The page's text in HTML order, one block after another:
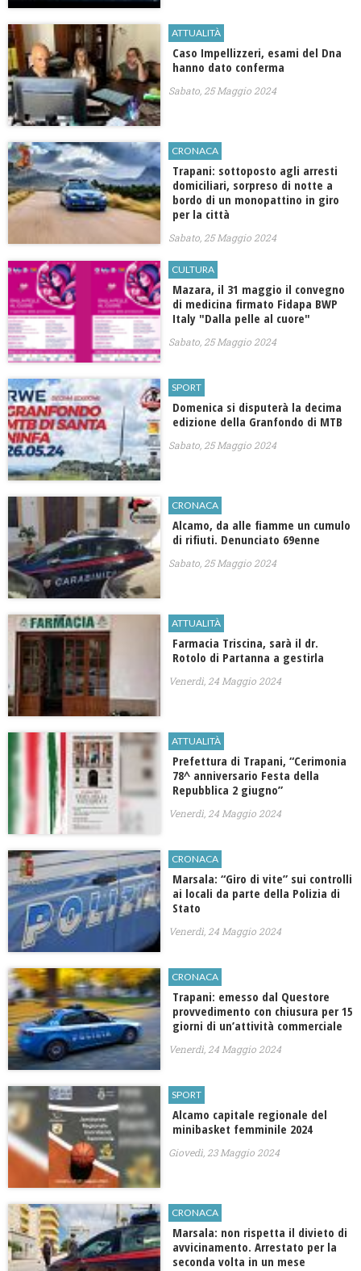
ATTUALITÀ
Caso Impellizzeri, esami del Dna
hanno dato conferma
Sabato, 25 Maggio 2024
CRONACA
Trapani: sottoposto agli arresti
domiciliari, sorpreso di notte a
bordo di un monopattino in giro
per la città
Sabato, 25 Maggio 2024
CULTURA
Mazara, il 31 maggio il convegno
di medicina firmato Fidapa BWP
Italy "Dalla pelle al cuore"
Sabato, 25 Maggio 2024
SPORT
Domenica si disputerà la decima
edizione della Granfondo di MTB
Sabato, 25 Maggio 2024
CRONACA
Alcamo, da alle fiamme un cumulo
di rifiuti. Denunciato 69enne
Sabato, 25 Maggio 2024
ATTUALITÀ
Farmacia Triscina, sarà il dr.
Rotolo di Partanna a gestirla
Venerdì, 24 Maggio 2024
ATTUALITÀ
Prefettura di Trapani, “Cerimonia
78^ anniversario Festa della
Repubblica 2 giugno”
Venerdì, 24 Maggio 2024
CRONACA
​Marsala: “Giro di vite” sui controlli
ai locali da parte della Polizia di
Stato
Venerdì, 24 Maggio 2024
CRONACA
​Trapani: emesso dal Questore
provvedimento con chiusura per 15
giorni di un’attività commerciale
Venerdì, 24 Maggio 2024
SPORT
Alcamo capitale regionale del
minibasket femminile 2024
Giovedì, 23 Maggio 2024
CRONACA
Marsala: non rispetta il divieto di
avvicinamento. Arrestato per la
seconda volta in un mese